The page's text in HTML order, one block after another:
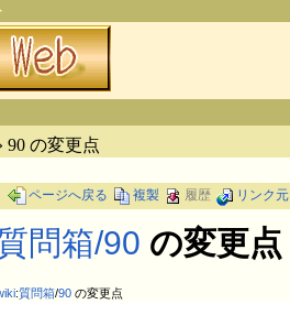
90 の変更点
ページへ戻る 複製 履歴 リンク元
問箱​/90 の変更点
:質問箱/90 の変更点